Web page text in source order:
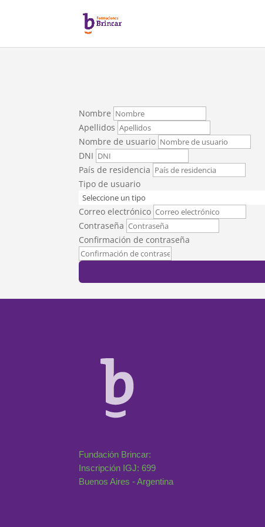
Nombre
Apellidos
Nombre de usuario
DNI
País de residencia
Tipo de usuario
Correo electrónico
Contraseña
Confirmación de contraseña
Fundación Brincar:
Inscripción IGJ: 699
Buenos Aires - Argentina